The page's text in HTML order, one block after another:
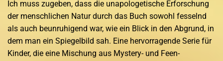
Ich muss zugeben, dass die unapologetische Erforschung
der menschlichen Natur durch das Buch sowohl fesselnd
als auch beunruhigend war, wie ein Blick in den Abgrund, in
dem man ein Spiegelbild sah. Eine hervorragende Serie für
Kinder, die eine Mischung aus Mystery- und Feen-